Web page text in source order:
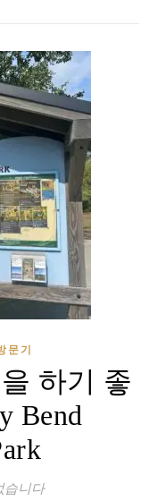
문기
하기 좋
Bend
습니다